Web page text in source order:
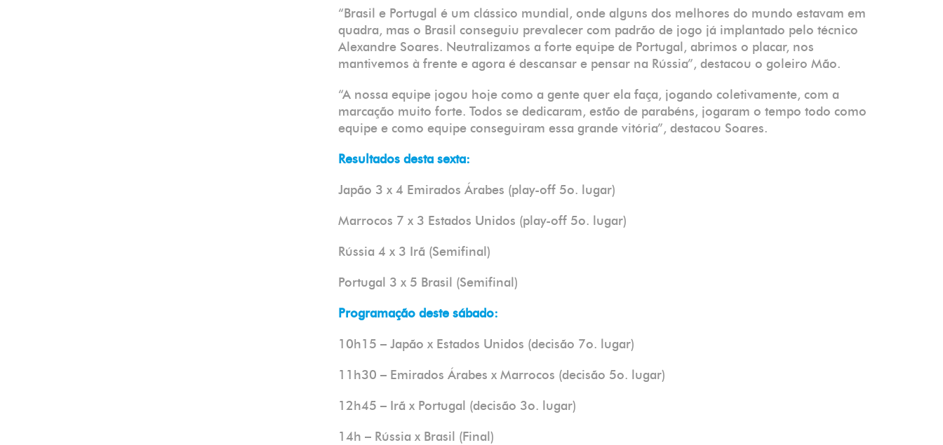
“Brasil e Portugal é um clássico mundial, onde alguns dos melhores do mundo estavam em
quadra, mas o Brasil conseguiu prevalecer com padrão de jogo já implantado pelo técnico
Alexandre Soares. Neutralizamos a forte equipe de Portugal, abrimos o placar, nos
mantivemos à frente e agora é descansar e pensar na Rússia”, destacou o goleiro Mão.
“A nossa equipe jogou hoje como a gente quer ela faça, jogando coletivamente, com a
marcação muito forte. Todos se dedicaram, estão de parabéns, jogaram o tempo todo como
equipe e como equipe conseguiram essa grande vitória”, destacou Soares.
Resultados desta sexta:
Japão 3 x 4 Emirados Árabes (play-off 5o. lugar)
Marrocos 7 x 3 Estados Unidos (play-off 5o. lugar)
Rússia 4 x 3 Irã (Semifinal)
Portugal 3 x 5 Brasil (Semifinal)
Programação deste sábado:
10h15 – Japão x Estados Unidos (decisão 7o. lugar)
11h30 – Emirados Árabes x Marrocos (decisão 5o. lugar)
12h45 – Irã x Portugal (decisão 3o. lugar)
14h – Rússia x Brasil (Final)